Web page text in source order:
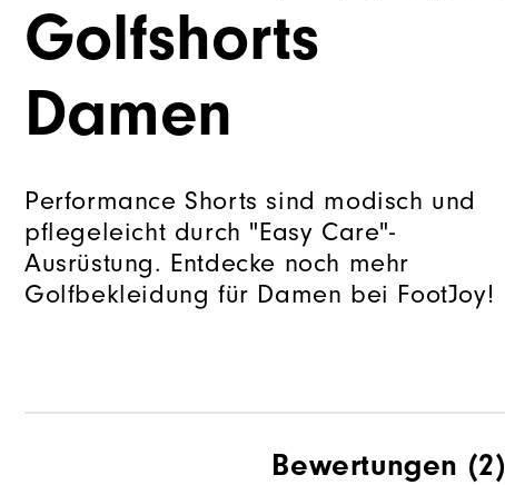
Golfshorts
Damen
Performance Shorts sind modisch und
pflegeleicht durch "Easy Care"-
Ausrüstung. Entdecke noch mehr
Golfbekleidung für Damen bei FootJoy!
Bewertungen (2)